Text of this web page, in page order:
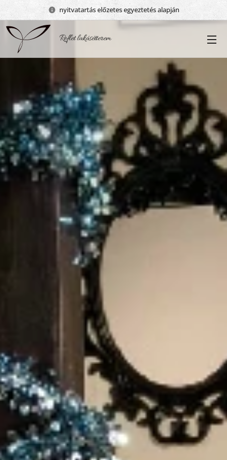
nyitvatartás előzetes egyeztetés alapján
Reflet lakásétterem